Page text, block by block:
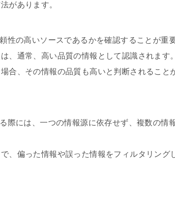
があります。
性の高いソースであるかを確認することが重要
、通常、高い品質の情報として認識されます。
合、その情報の品質も高いと判断されること
際には、一つの情報源に依存せず、複数の情
、偏った情報や誤った情報をフィルタリング